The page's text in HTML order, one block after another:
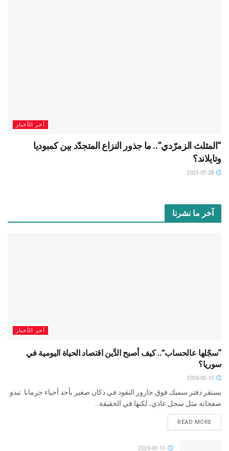
آخر الأخبار
“المثلث الزمرّدي”.. ما جذور النزاع المتجدّد بين كمبوديا
وتايلاند؟
آخر ما نشرنا
آخر الأخبار
“سجّلها عالحساب”.. كيف أصبح الدَّين اقتصاد الحياة اليومية في
سوريا؟
يستقر دفتر سميك فوق جارور النقود في دكان صغير بأحد أحياء جرمانا. تبدو
صفحاته مثل سجل عادي، لكنها في الحقيقة...
READ MORE